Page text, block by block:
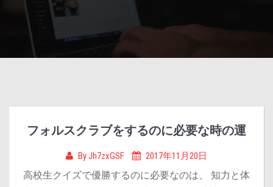
フォルスクラブをするのに必要な時の運
ByJh7zxGSF 2017年11月20日
高校生クイズで優勝するのに必要なのは、 知力と体